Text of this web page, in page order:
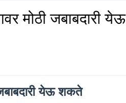
मोठी जबाबदारी येऊ
जबाबदारी येऊ शकते